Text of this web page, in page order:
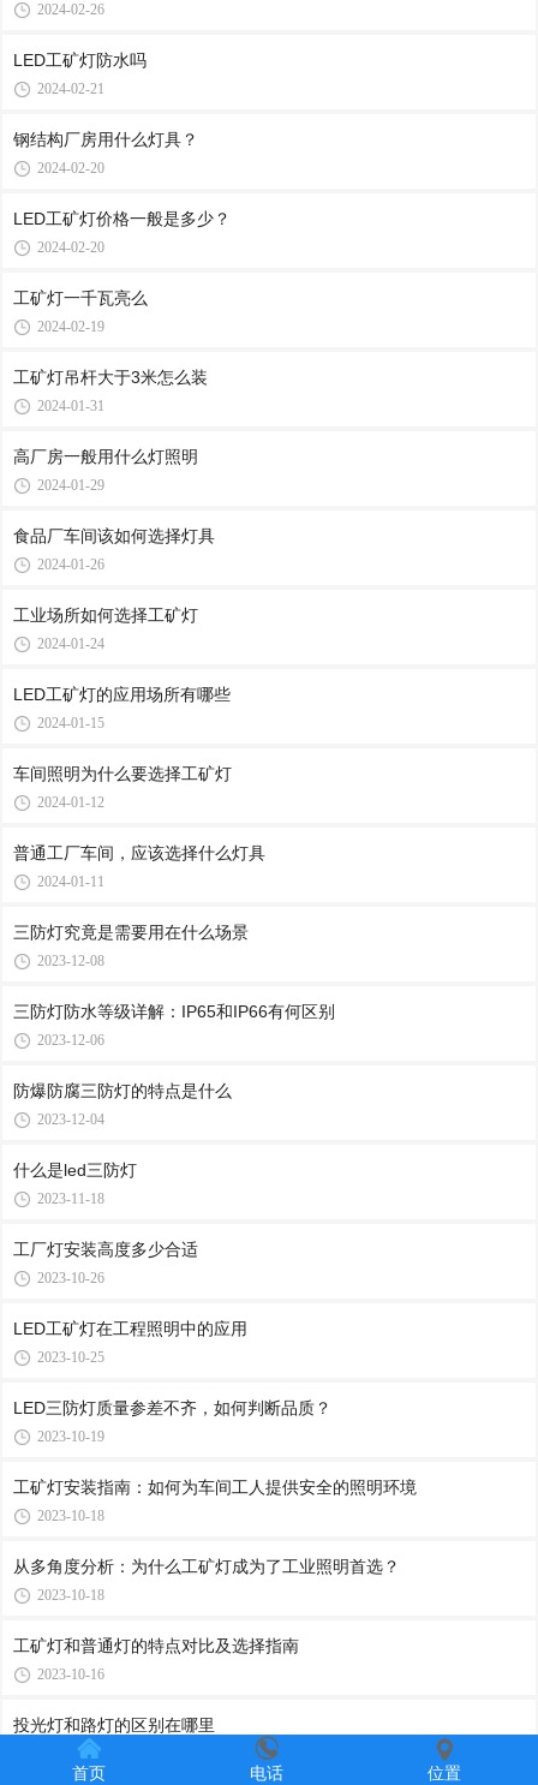
2024-02-26
LED工矿灯防水吗
2024-02-21
钢结构厂房用什么灯具？
2024-02-20
LED工矿灯价格一般是多少？
2024-02-20
工矿灯一千瓦亮么
2024-02-19
工矿灯吊杆大于3米怎么装
2024-01-31
高厂房一般用什么灯照明
2024-01-29
食品厂车间该如何选择灯具
2024-01-26
工业场所如何选择工矿灯
2024-01-24
LED工矿灯的应用场所有哪些
2024-01-15
车间照明为什么要选择工矿灯
2024-01-12
普通工厂车间，应该选择什么灯具
2024-01-11
三防灯究竟是需要用在什么场景
2023-12-08
三防灯防水等级详解：IP65和IP66有何区别
2023-12-06
防爆防腐三防灯的特点是什么
2023-12-04
什么是led三防灯
2023-11-18
工厂灯安装高度多少合适
2023-10-26
LED工矿灯在工程照明中的应用
2023-10-25
LED三防灯质量参差不齐，如何判断品质？
2023-10-19
工矿灯安装指南：如何为车间工人提供安全的照明环境
2023-10-18
从多角度分析：为什么工矿灯成为了工业照明首选？
2023-10-18
工矿灯和普通灯的特点对比及选择指南
2023-10-16
投光灯和路灯的区别在哪里
2023-10-13
首页 电话 位置